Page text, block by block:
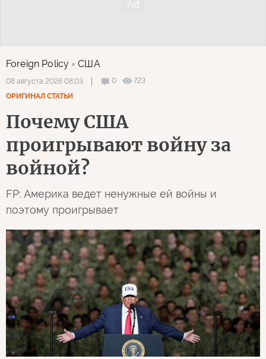
Foreign Policy США
08 августа 2026 08:03 0
723
ОРИГИНАЛ СТАТЬИ
Почему США
проигрывают войну за
войной?
FP: Америка ведет ненужные ей войны и
поэтому проигрывает